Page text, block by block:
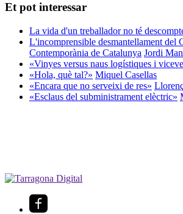
Et pot interessar
La vida d'un treballador no té
L'incomprensible desmantellament del
Contemporània de Catalunya Jordi
«Vinyes versus naus logístiques i
«Hola, què tal?» Miquel Casellas
«Encara que no serveixi de res»
«Esclaus del subministrament elèctric»